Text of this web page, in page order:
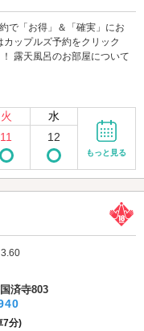
「お得」＆「確実」にお
ップルズ予約をクリック
露天風呂のお部屋について
火 水
11 12
もっと見る
5つ星のうち3.5
3.60
済寺803
7分)